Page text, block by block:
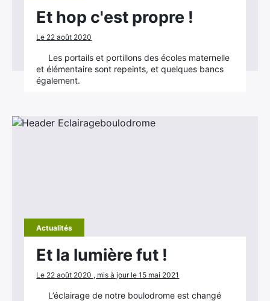
Et hop c'est propre !
Le 22 août 2020
Les portails et portillons des écoles maternelle
et élémentaire sont repeints, et quelques bancs
également.
Actualités
Et la lumière fut !
Le 22 août 2020 , mis à jour le 15 mai 2021
L’éclairage de notre boulodrome est changé